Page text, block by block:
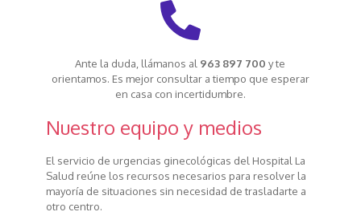
Ante la duda, llámanos al 963 897 700 y te
orientamos. Es mejor consultar a tiempo que esperar
en casa con incertidumbre.
Nuestro equipo y medios
El servicio de urgencias ginecológicas del Hospital La
Salud reúne los recursos necesarios para resolver la
mayoría de situaciones sin necesidad de trasladarte a
otro centro.